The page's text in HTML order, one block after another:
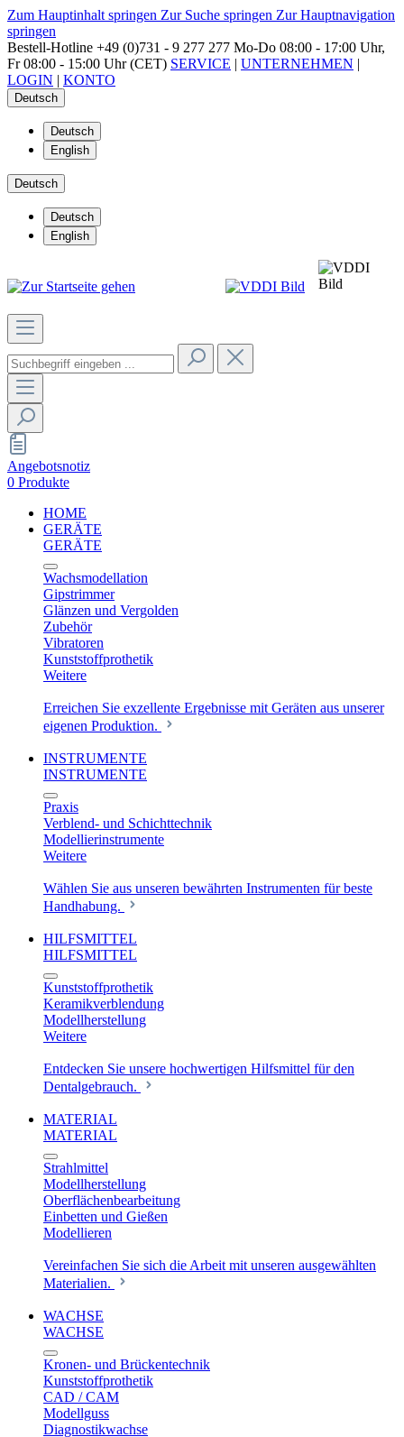
Zum Hauptinhalt springen Zur Suche springen Zur Hauptnavigation
springen
Bestell-Hotline +49 (0)731 - 9 277 277 Mo-Do 08:00 - 17:00 Uhr,
Fr 08:00 - 15:00 Uhr (CET) SERVICE | UNTERNEHMEN |
LOGIN | KONTO
Deutsch
Deutsch
English
Deutsch
Deutsch
English
Angebotsnotiz
0 Produkte
HOME
GERÄTE
GERÄTE
Wachsmodellation
Gipstrimmer
Glänzen und Vergolden
Zubehör
Vibratoren
Kunststoffprothetik
Weitere
Erreichen Sie exzellente Ergebnisse mit Geräten aus unserer
eigenen Produktion.
INSTRUMENTE
INSTRUMENTE
Praxis
Verblend- und Schichttechnik
Modellierinstrumente
Weitere
Wählen Sie aus unseren bewährten Instrumenten für beste
Handhabung.
HILFSMITTEL
HILFSMITTEL
Kunststoffprothetik
Keramikverblendung
Modellherstellung
Weitere
Entdecken Sie unsere hochwertigen Hilfsmittel für den
Dentalgebrauch.
MATERIAL
MATERIAL
Strahlmittel
Modellherstellung
Oberflächenbearbeitung
Einbetten und Gießen
Modellieren
Vereinfachen Sie sich die Arbeit mit unseren ausgewählten
Materialien.
WACHSE
WACHSE
Kronen- und Brückentechnik
Kunststoffprothetik
CAD / CAM
Modellguss
Diagnostikwachse